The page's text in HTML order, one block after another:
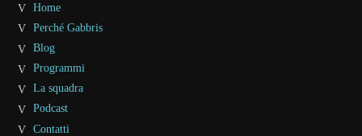
Home
Perché Gabbris
Blog
Programmi
La squadra
Podcast
Contatti